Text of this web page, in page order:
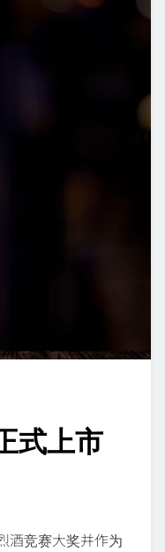
式上市
酒竞赛大奖并作为